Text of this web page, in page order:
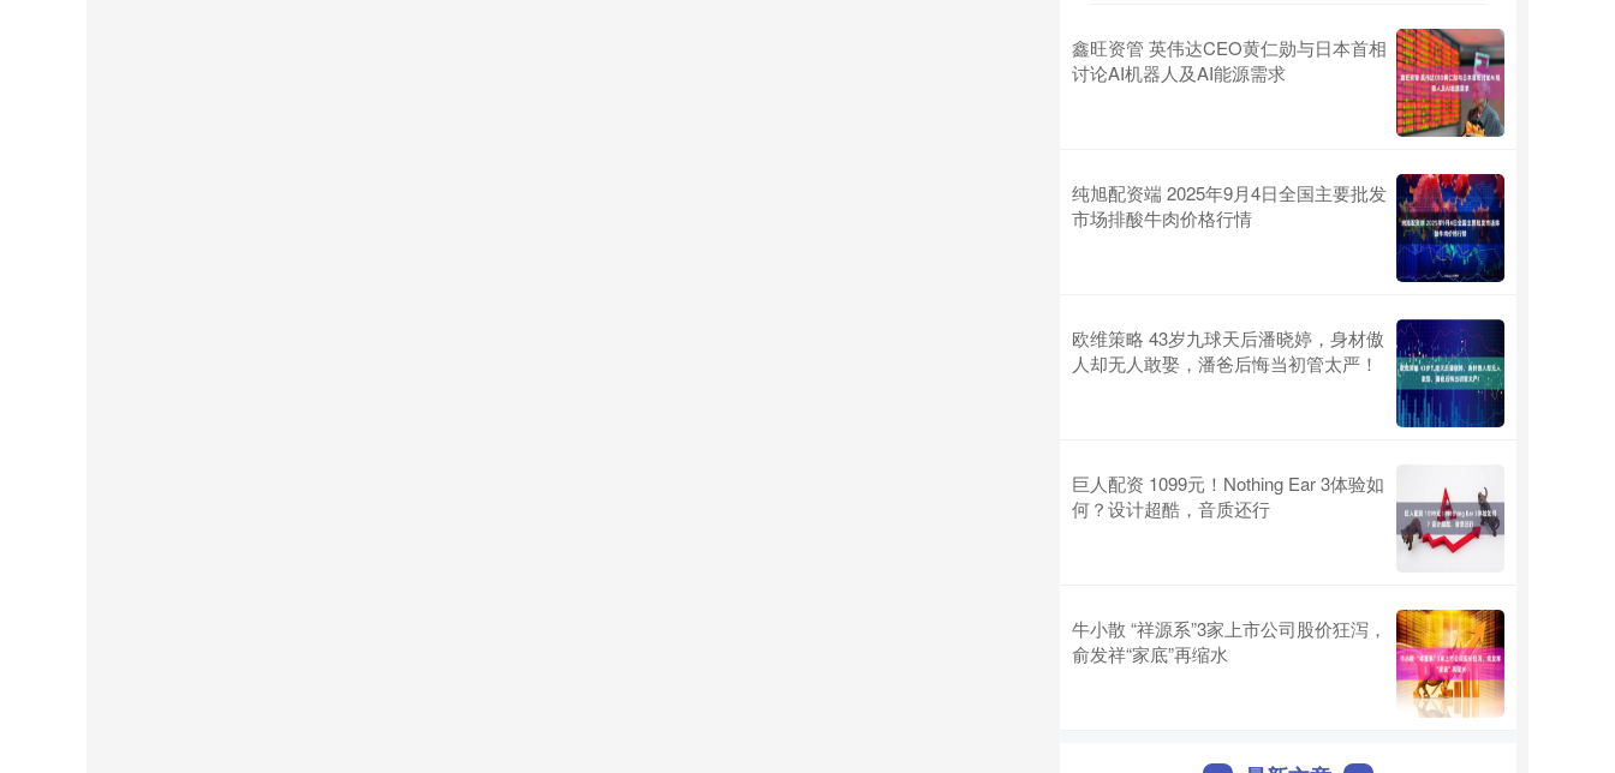
鑫旺资管 英伟达CEO黄仁勋与日本首相
讨论AI机器人及AI能源需求
纯旭配资端 2025年9月4日全国主要批发
市场排酸牛肉价格行情
欧维策略 43岁九球天后潘晓婷，身材傲
人却无人敢娶，潘爸后悔当初管太严！
巨人配资 1099元！Nothing Ear 3体验如
何？设计超酷，音质还行
牛小散 “祥源系”3家上市公司股价狂泻，
俞发祥“家底”再缩水